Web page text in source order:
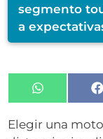
segmento
a
Compartir
en
Elegir una